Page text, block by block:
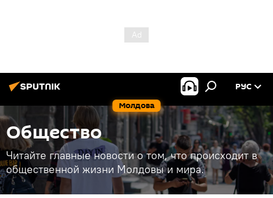
Молдова
РУС
Общество
Читайте главные новости о том, что происходит в
общественной жизни Молдовы и мира.